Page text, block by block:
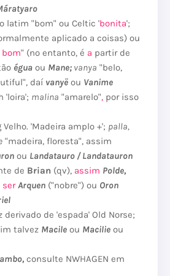
latim "bom" ou Celtic 'bonita';
aplicado a coisas) ou
bom" (no entanto, é a partir de
égua ou Mane; vanya "belo,
daí vanyë ou Vanime
'loira'; malina "amarelo", por isso
Velho. 'Madeira amplo +'; palla,
"madeira, floresta", assim
ou Landatauro / Landatauron
de Brian (qv), assim Polde,
serArquen ("nobre") ou Oron
derivado de 'espada' Old Norse;
talvez Macile ou Macilie ou
consulte NWHAGEN em